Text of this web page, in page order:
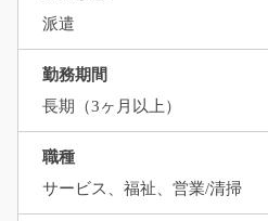
派遣
勤務期間
長期（3ヶ月以上）
職種
サービス、福祉、営業/清掃